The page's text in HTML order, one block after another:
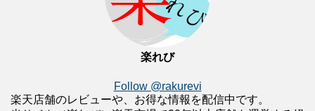
楽れび
Follow @rakurevi
楽天店舗のレビューや、お得な情報を配信中です。